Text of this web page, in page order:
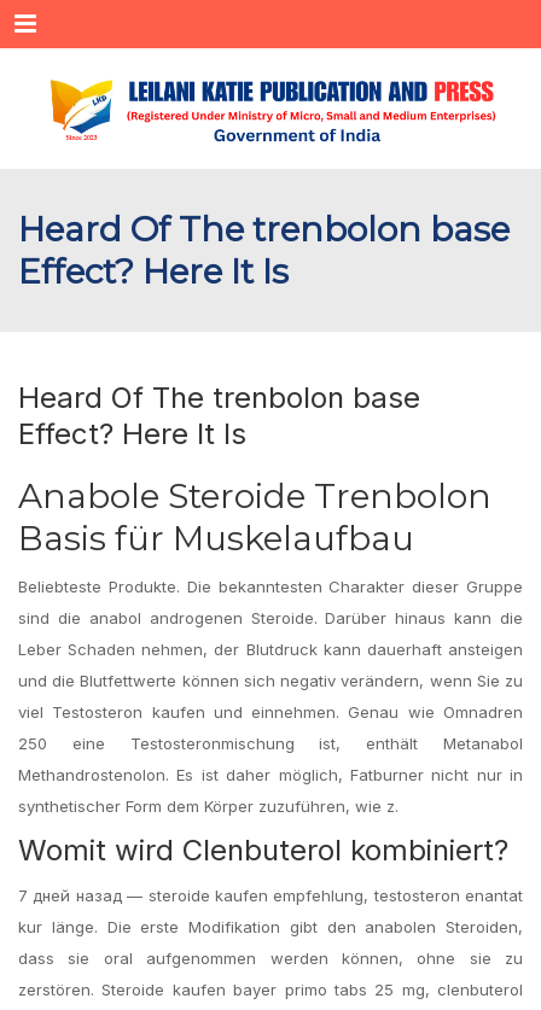
Menu
Heard Of The trenbolon base
Effect? Here It Is
Heard Of The trenbolon base
Effect? Here It Is
Anabole Steroide Trenbolon
Basis für Muskelaufbau
Beliebteste Produkte. Die bekanntesten Charakter dieser Gruppe
sind die anabol androgenen Steroide. Darüber hinaus kann die
Leber Schaden nehmen, der Blutdruck kann dauerhaft ansteigen
und die Blutfettwerte können sich negativ verändern, wenn Sie zu
viel Testosteron kaufen und einnehmen. Genau wie Omnadren
250 eine Testosteronmischung ist, enthält Metanabol
Methandrostenolon. Es ist daher möglich, Fatburner nicht nur in
synthetischer Form dem Körper zuzuführen, wie z.
Womit wird Clenbuterol kombiniert?
7 дней назад — steroide kaufen empfehlung, testosteron enantat
kur länge. Die erste Modifikation gibt den anabolen Steroiden,
dass sie oral aufgenommen werden können, ohne sie zu
zerstören. Steroide kaufen bayer primo tabs 25 mg, clenbuterol